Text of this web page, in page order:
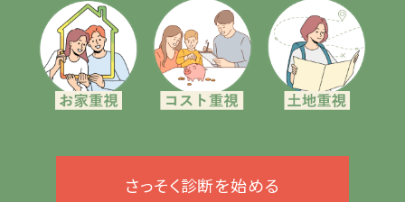
さっそく診断を始める